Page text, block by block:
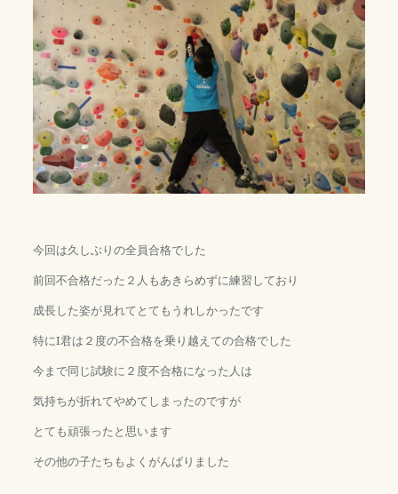
今回は久しぶりの全員合格でした
前回不合格だった２人もあきらめずに練習しており
成長した姿が見れてとてもうれしかったです
特にI君は２度の不合格を乗り越えての合格でした
今まで同じ試験に２度不合格になった人は
気持ちが折れてやめてしまったのですが
とても頑張ったと思います
その他の子たちもよくがんばりました